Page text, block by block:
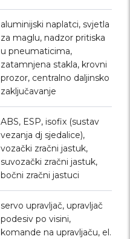
aluminijski naplatci, svjetla
za maglu, nadzor pritiska
u pneumaticima,
zatamnjena stakla, krovni
prozor, centralno daljinsko
zaključavanje
ABS, ESP, isofix (sustav
vezanja dj sjedalice),
vozački zračni jastuk,
suvozački zračni jastuk,
bočni zračni jastuci
servo upravljač, upravljač
podesiv po visini,
komande na upravljaču, el.